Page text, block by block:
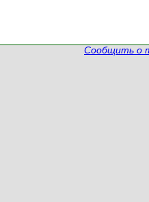
Сообщить о